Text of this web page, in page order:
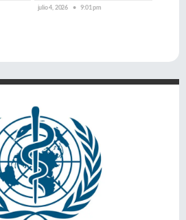
julio 4, 2026 9:01 pm